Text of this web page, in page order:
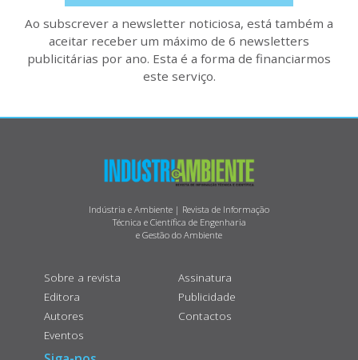
Ao subscrever a newsletter noticiosa, está também a
aceitar receber um máximo de 6 newsletters
publicitárias por ano. Esta é a forma de financiarmos
este serviço.
Indústria e Ambiente | Revista de Informação
Técnica e Científica de Engenharia
e Gestão do Ambiente
Sobre a revista
Editora
Autores
Eventos
Assinatura
Publicidade
Contactos